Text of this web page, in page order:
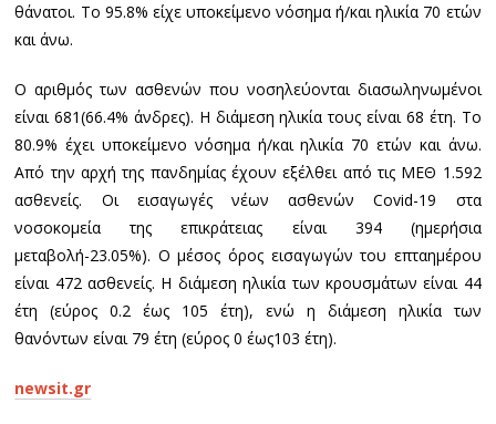
θάνατοι. Το 95.8% είχε υποκείμενο νόσημα ή/και ηλικία 70 ετών
και άνω.
Ο αριθμός των ασθενών που νοσηλεύονται διασωληνωμένοι
είναι 681(66.4% άνδρες). Η διάμεση ηλικία τους είναι 68 έτη. To
80.9% έχει υποκείμενο νόσημα ή/και ηλικία 70 ετών και άνω.
Από την αρχή της πανδημίας έχουν εξέλθει από τις ΜΕΘ 1.592
ασθενείς. Οι εισαγωγές νέων ασθενών Covid-19 στα
νοσοκομεία της επικράτειας είναι 394 (ημερήσια
μεταβολή-23.05%). Ο μέσος όρος εισαγωγών του επταημέρου
είναι 472 ασθενείς. Η διάμεση ηλικία των κρουσμάτων είναι 44
έτη (εύρος 0.2 έως 105 έτη), ενώ η διάμεση ηλικία των
θανόντων είναι 79 έτη (εύρος 0 έως103 έτη).
newsit.gr